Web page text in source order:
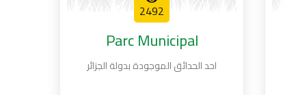
2492
Parc Municipal
احد الحدائق الموجودة بدولة الجزائر